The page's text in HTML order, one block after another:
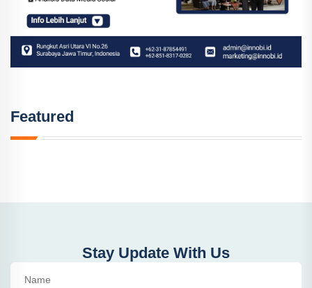
Featured
Stay Update With Us